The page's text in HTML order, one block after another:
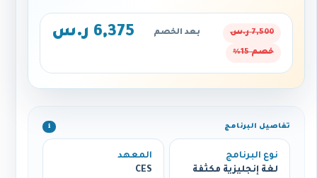
7,500 ر.س بعد الخصم 6,375 ر.س
خصم 15%
تفاصيل البرنامج ℹ️
نوع البرنامج
لغة إنجليزية مكثفة
المعهد
CES